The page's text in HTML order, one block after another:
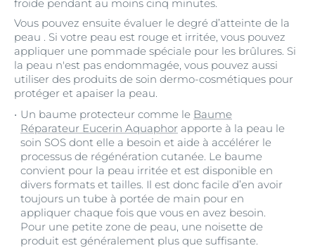
froide pendant au moins cinq minutes.
Vous pouvez ensuite évaluer le degré d’atteinte de la
peau . Si votre peau est rouge et irritée, vous pouvez
appliquer une pommade spéciale pour les brûlures. Si
la peau n'est pas endommagée, vous pouvez aussi
utiliser des produits de soin dermo-cosmétiques pour
protéger et apaiser la peau.
Un baume protecteur comme le Baume
Réparateur Eucerin Aquaphor apporte à la peau le
soin SOS dont elle a besoin et aide à accélérer le
processus de régénération cutanée. Le baume
convient pour la peau irritée et est disponible en
divers formats et tailles. Il est donc facile d’en avoir
toujours un tube à portée de main pour en
appliquer chaque fois que vous en avez besoin.
Pour une petite zone de peau, une noisette de
produit est généralement plus que suffisante.